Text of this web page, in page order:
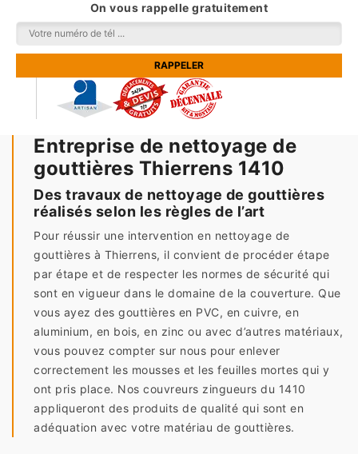
On vous rappelle gratuitement
Entreprise de nettoyage de
gouttières Thierrens 1410
Des travaux de nettoyage de gouttières
réalisés selon les règles de l’art
Pour réussir une intervention en nettoyage de
gouttières à Thierrens, il convient de procéder étape
par étape et de respecter les normes de sécurité qui
sont en vigueur dans le domaine de la couverture. Que
vous ayez des gouttières en PVC, en cuivre, en
aluminium, en bois, en zinc ou avec d’autres matériaux,
vous pouvez compter sur nous pour enlever
correctement les mousses et les feuilles mortes qui y
ont pris place. Nos couvreurs zingueurs du 1410
appliqueront des produits de qualité qui sont en
adéquation avec votre matériau de gouttières.